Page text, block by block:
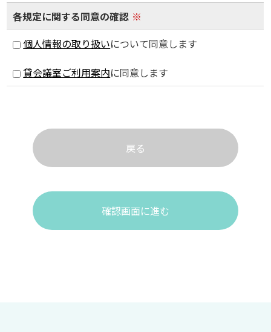
各規定に関する同意の確認 ※
個人情報の取り扱いについて同意します
貸会議室ご利用案内に同意します
戻る
確認画面に進む